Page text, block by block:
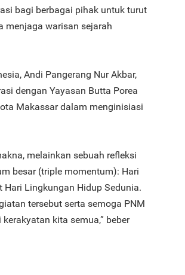
bagi berbagai pihak untuk turut
menjaga warisan sejarah
Andi Pangerang Nur Akbar,
dengan Yayasan Butta Porea
Makassar dalam menginisiasi
melainkan sebuah refleksi
besar (triple momentum): Hari
Lingkungan Hidup Sedunia.
tersebut serta semoga PNM
kita semua,” beber